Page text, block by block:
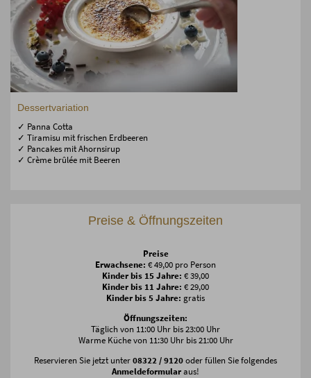
Dessertvariation
✓ Panna Cotta
✓ Tiramisu mit frischen Erdbeeren
✓ Pancakes mit Ahornsirup
✓ Crème brûlée mit Beeren
Preise & Öffnungszeiten
Preise
Erwachsene: € 49,00 pro Person
Kinder bis 15 Jahre: € 39,00
Kinder bis 11 Jahre: € 29,00
Kinder bis 5 Jahre: gratis
Öffnungszeiten:
Täglich von 11:00 Uhr bis 23:00 Uhr
Warme Küche von 11:30 Uhr bis 21:00 Uhr
Reservieren Sie jetzt unter08322 / 9120oder füllen Sie folgendes
Anmeldeformularaus!